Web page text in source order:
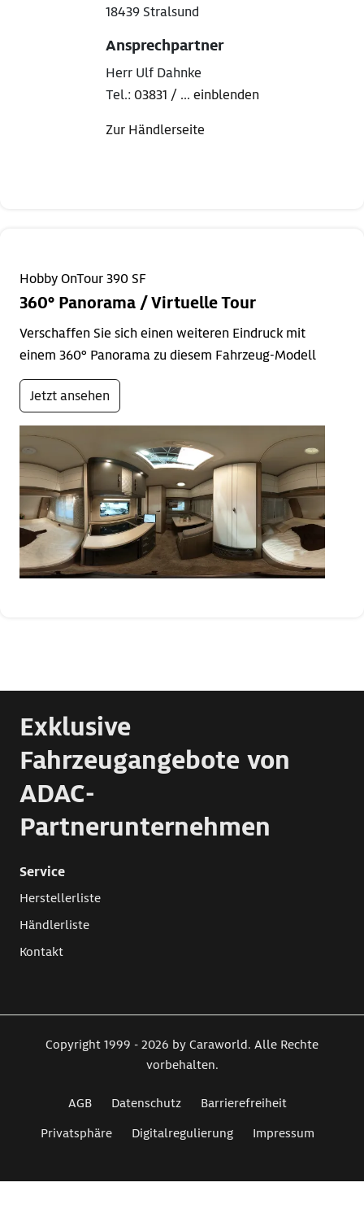
18439 Stralsund
Ansprechpartner
Herr Ulf Dahnke
Tel.: 03831 / ... einblenden
Zur Händlerseite
Hobby OnTour 390 SF
360° Panorama / Virtuelle Tour
Verschaffen Sie sich einen weiteren Eindruck mit
einem 360° Panorama zu diesem Fahrzeug-Modell
Jetzt ansehen
Exklusive
Fahrzeugangebote von
ADAC-
Partnerunternehmen
Service
Herstellerliste
Händlerliste
Kontakt
Copyright 1999 - 2026 by Caraworld. Alle Rechte
vorbehalten.
AGB Datenschutz
Barrierefreiheit
Privatsphäre
Digitalregulierung Impressum